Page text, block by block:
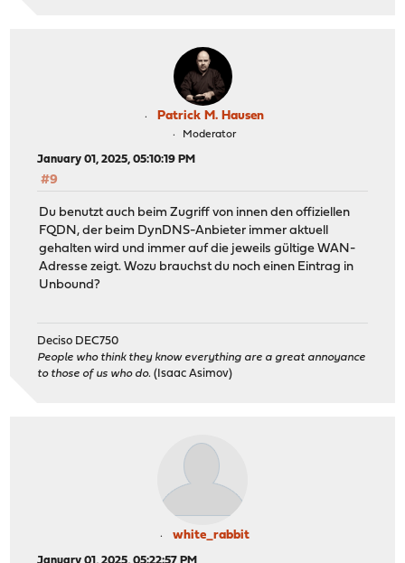
Patrick M. Hausen
Moderator
January 01, 2025, 05:10:19 PM
#9
Du benutzt auch beim Zugriff von innen den offiziellen
FQDN, der beim DynDNS-Anbieter immer aktuell
gehalten wird und immer auf die jeweils gültige WAN-
Adresse zeigt. Wozu brauchst du noch einen Eintrag in
Unbound?
Deciso DEC750
People who think they know everything are a great annoyance
to those of us who do. (Isaac Asimov)
white_rabbit